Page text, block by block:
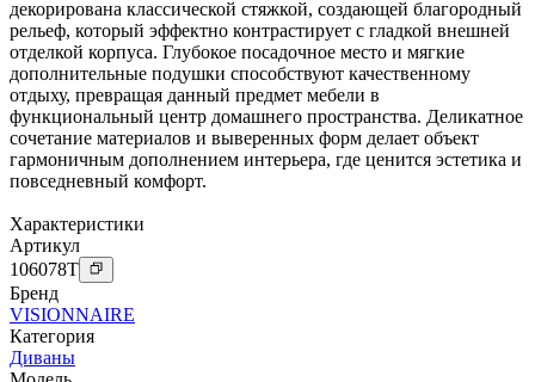
декорирована классической стяжкой, создающей благородный
рельеф, который эффектно контрастирует с гладкой внешней
отделкой корпуса. Глубокое посадочное место и мягкие
дополнительные подушки способствуют качественному
отдыху, превращая данный предмет мебели в
функциональный центр домашнего пространства. Деликатное
сочетание материалов и выверенных форм делает объект
гармоничным дополнением интерьера, где ценится эстетика и
повседневный комфорт.
Характеристики
Артикул
106078T
Бренд
VISIONNAIRE
Категория
Диваны